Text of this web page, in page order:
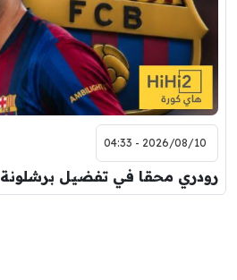
2026/08/10 - 04:33
رودري محقا في تفضيل برشلونة